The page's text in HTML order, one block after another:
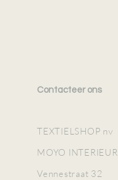
Contacteer ons
TEXTIELSHOP nv
MOYO INTERIEUR
Vennestraat 32